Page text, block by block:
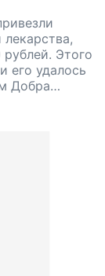
Этого
его удалось
Добра